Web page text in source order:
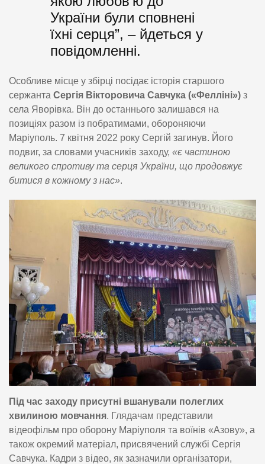
України були сповнені
їхні серця”, – йдеться у
повідомленні.
Особливе місце у збірці посідає історія старшого
сержанта Сергія Вікторовича Савчука («Фелліні») з
села Яворівка. Він до останнього залишався на
позиціях разом із побратимами, обороняючи
Маріуполь. 7 квітня 2022 року Сергій загинув. Його
подвиг, за словами учасників заходу, «є частиною
великого спротиву та серця України, що продовжує
битися в кожному з нас».
Під час заходу присутні вшанували полеглих
хвилиною мовчання. Глядачам представили
відеофільм про оборону Маріуполя та воїнів «Азову», а
також окремий матеріал, присвячений службі Сергія
Савчука. Кадри з відео, як зазначили організатори,